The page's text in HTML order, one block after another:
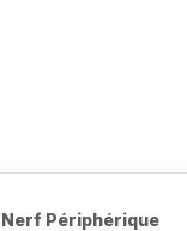
Périphérique